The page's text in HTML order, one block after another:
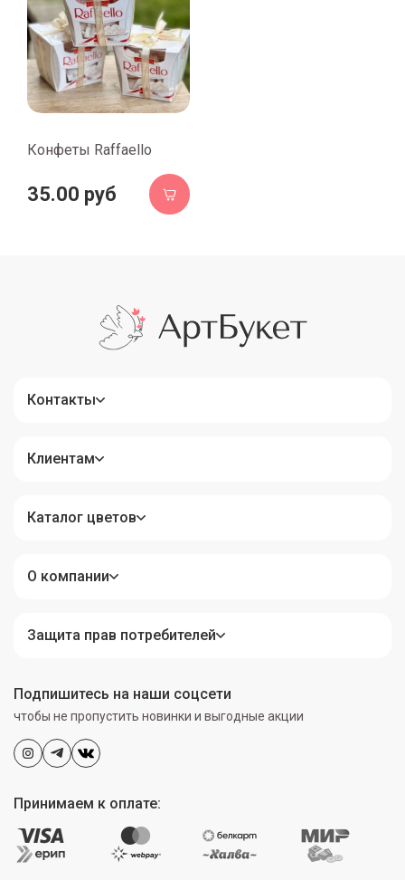
Конфеты Raffaello
35.00 руб
Контакты
Клиентам
Подпишитесь на наши соцсети
чтобы не пропустить новинки и выгодные акции
Принимаем к оплате:
Каталог цветов
О компании
Защита прав потребителей